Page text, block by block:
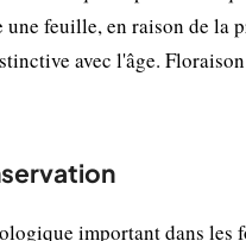
feuille, en raison de la
avec l'âge.
important dans les